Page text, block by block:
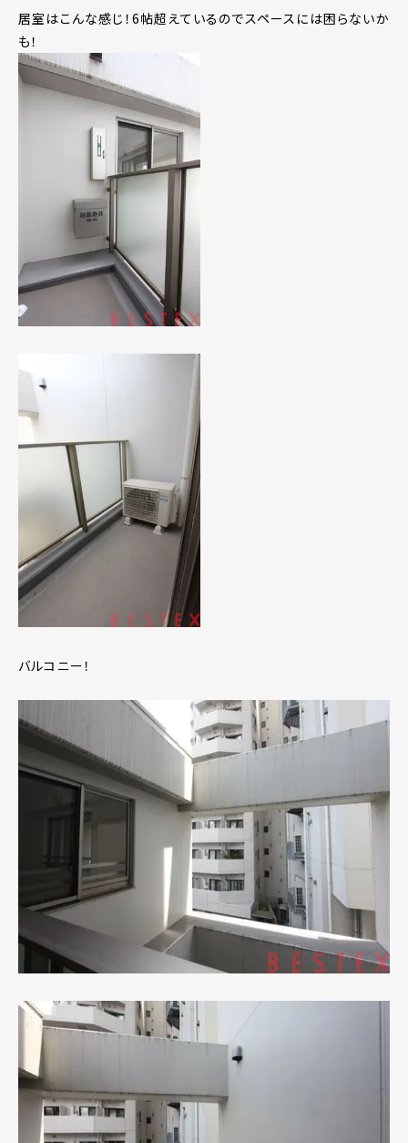
居室はこんな感じ！6帖超えているのでスペースには困らないか
も！
バルコニー！